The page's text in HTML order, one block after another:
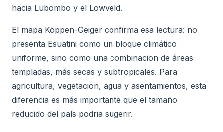
hacia Lubombo y el Lowveld.
El mapa Köppen-Geiger confirma esa lectura: no
presenta Esuatini como un bloque climático
uniforme, sino como una combinacion de áreas
templadas, más secas y subtropicales. Para
agricultura, vegetacion, agua y asentamientos, esta
diferencia es más importante que el tamaño
reducido del país podria sugerir.